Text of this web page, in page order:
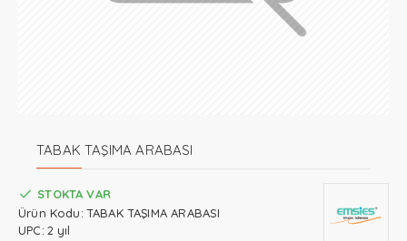
TABAK TAŞIMA ARABASI
STOKTA VAR
Ürün Kodu: TABAK TAŞIMA ARABASI
UPC: 2 yıl